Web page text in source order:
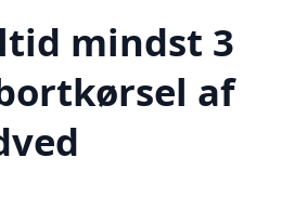
mindst 3
af